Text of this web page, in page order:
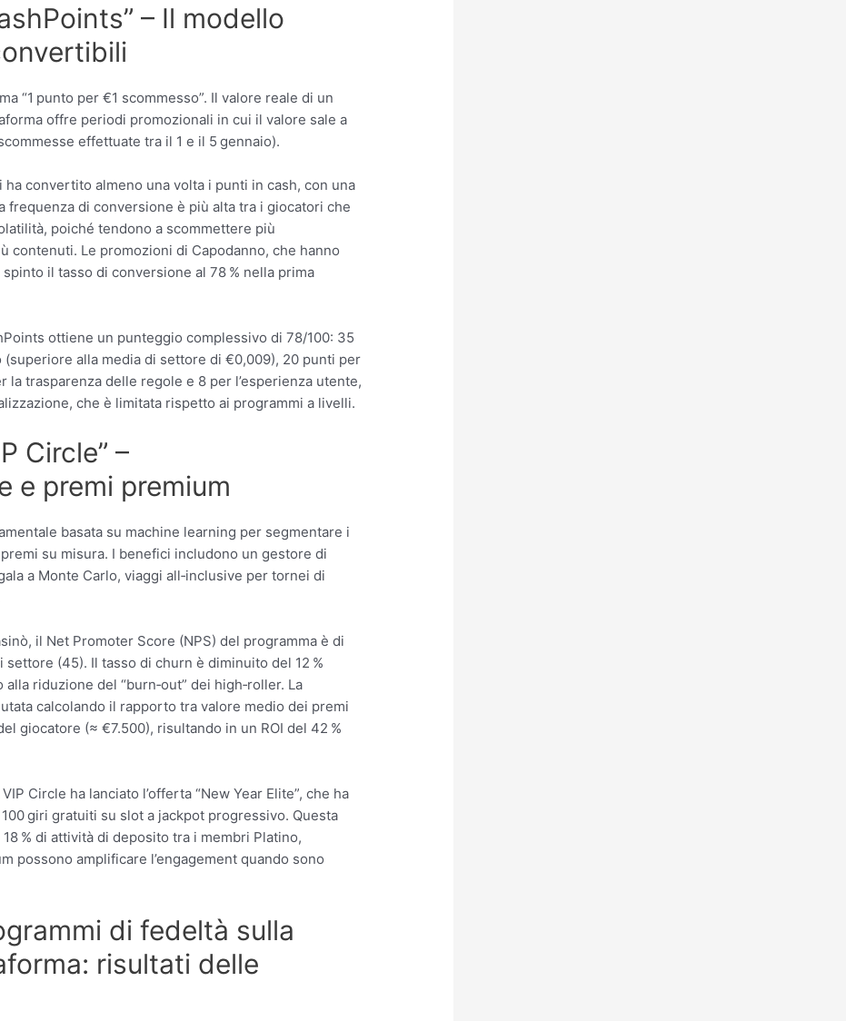
– Il modello
“1 punto per €1 scommesso”. Il valore reale di un
offre periodi promozionali in cui il valore sale a
effettuate tra il 1 e il 5 gennaio).
ha convertito almeno una volta i punti in cash, con una
frequenza di conversione è più alta tra i giocatori che
poiché tendono a scommettere più
contenuti. Le promozioni di Capodanno, che hanno
il tasso di conversione al 78 % nella prima
ottiene un punteggio complessivo di 78/100: 35
alla media di settore di €0,009), 20 punti per
la trasparenza delle regole e 8 per l’esperienza utente,
che è limitata rispetto ai programmi a livelli.
Circle” –
e premi premium
basata su machine learning per segmentare i
su misura. I benefici includono un gestore di
a Monte Carlo, viaggi all‑inclusive per tornei di
il Net Promoter Score (NPS) del programma è di
(45). Il tasso di churn è diminuito del 12 %
riduzione del “burn‑out” dei high‑roller. La
calcolando il rapporto tra valore medio dei premi
giocatore (≈ €7.500), risultando in un ROI del 42 %
Circle ha lanciato l’offerta “New Year Elite”, che ha
giri gratuiti su slot a jackpot progressivo. Questa
% di attività di deposito tra i membri Platino,
possono amplificare l’engagement quando sono
di fedeltà sulla
risultati delle